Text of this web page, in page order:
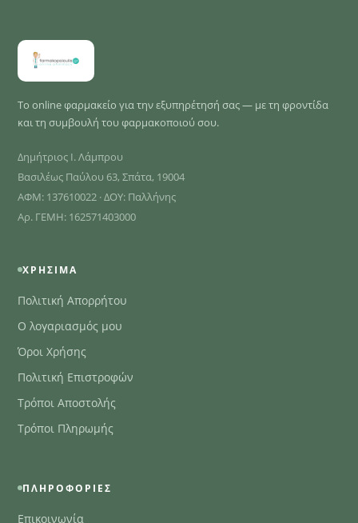
Το online φαρμακείο για την εξυπηρέτησή σας — με τη φροντίδα
και τη συμβουλή του φαρμακοποιού σου.
Δημήτριος Ι. Λάμπρου
Βασιλέως Παύλου 63, Σπάτα, 19004
ΑΦΜ: 137610022 · ΔΟΥ: Παλλήνης
Αρ. ΓΕΜΗ: 162571403000
ΧΡΉΣΙΜΑ
Πολιτική Απορρήτου
Ο λογαριασμός μου
Όροι Χρήσης
Πολιτική Επιστροφών
Τρόποι Αποστολής
Τρόποι Πληρωμής
ΠΛΗΡΟΦΟΡΊΕΣ
Επικοινωνία